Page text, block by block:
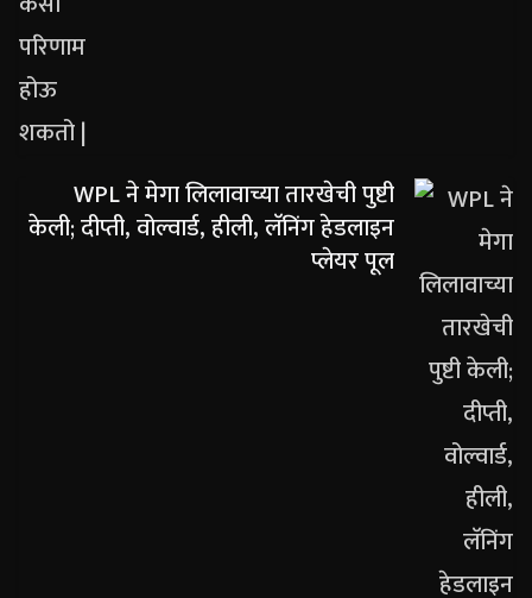
WPL ने मेगा लिलावाच्या तारखेची पुष्टी
केली; दीप्ती, वोल्वार्ड, हीली, लॅनिंग हेडलाइन
प्लेयर पूल